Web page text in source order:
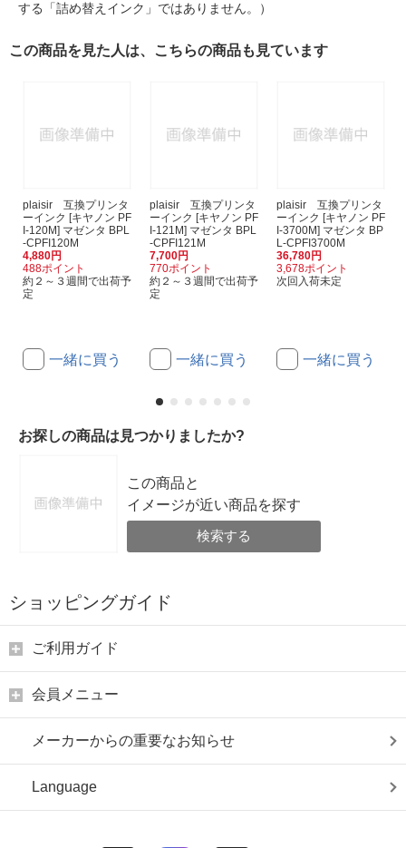
する「詰め替えインク」ではありません。）
この商品を見た人は、こちらの商品も見ています
plaisir 互換プリンタ
ーインク [キヤノン PF
I-120M] マゼンタ BPL
-CPFI120M
4,880円
488ポイント
約２～３週間で出荷予
定
一緒に買う
plaisir 互換プリンタ
ーインク [キヤノン PF
I-121M] マゼンタ BPL
-CPFI121M
7,700円
770ポイント
約２～３週間で出荷予
定
一緒に買う
plaisir 互換プリンタ
ーインク [キヤノン PF
I-3700M] マゼンタ BP
L-CPFI3700M
36,780円
3,678ポイント
次回入荷未定
一緒に買う
お探しの商品は見つかりましたか?
この商品と
イメージが近い商品を探す
検索する
ショッピングガイド
ご利用ガイド
会員メニュー
メーカーからの重要なお知らせ
Language